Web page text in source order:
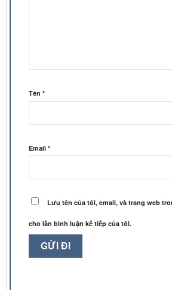
Tên *
Email *
Lưu tên của tôi, email, và trang web
cho lần bình luận kế tiếp của tôi.